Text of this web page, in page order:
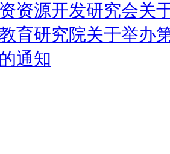
资源开发研究会关
育研究院关于举办
通知